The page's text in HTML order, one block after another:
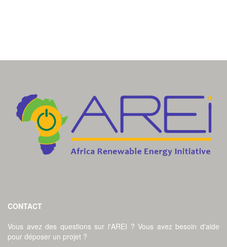
CONTACT
Vous avez des questions sur l'AREI ? Vous avez besoin d'aide
pour déposer un projet ?